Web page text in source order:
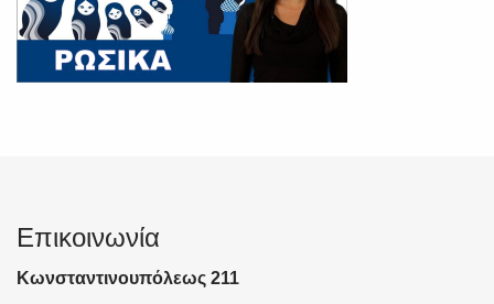
Επικοινωνία
Κωνσταντινουπόλεως 211